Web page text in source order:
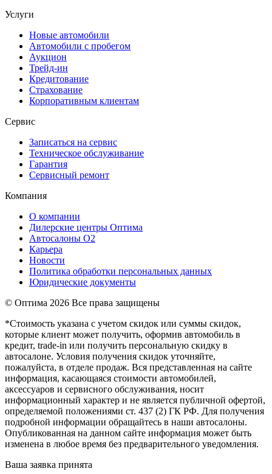
Услуги
Новые автомобили
Автомобили с пробегом
Аукцион
Трейд-ин
Кредитование
Страхование
Корпоративным клиентам
Сервис
Записаться на сервис
Техническое обслуживание
Гарантия
Сервисный ремонт
Компания
О компании
Дилерские центры Оптима
Автосалоны О2
Карьера
Новости
Политика обработки персональных данных
Юридические документы
© Оптима 2026 Все права защищены
*Стоимость указана с учетом скидок или суммы скидок,
которые клиент может получить, оформив автомобиль в
кредит, trade-in или получить персональную скидку в
автосалоне. Условия получения скидок уточняйте,
пожалуйста, в отделе продаж. Вся представленная на сайте
информация, касающаяся стоимости автомобилей,
аксессуаров и сервисного обслуживания, носит
информационный характер и не является публичной офертой,
определяемой положениями ст. 437 (2) ГК РФ. Для получения
подробной информации обращайтесь в наши автосалоны.
Опубликованная на данном сайте информация может быть
изменена в любое время без предварительного уведомления.
Ваша заявка принята